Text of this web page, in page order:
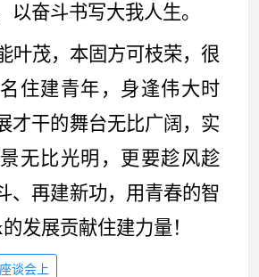
以奋斗书写大我人生。
叶茂，本固方可枝荣，很
住建青年，身逢伟大时
才干的舞台无比广阔，实
无比光明，更要趁风趁
、再建新功，用青春的智
发展贡献住建力量！
座谈会上